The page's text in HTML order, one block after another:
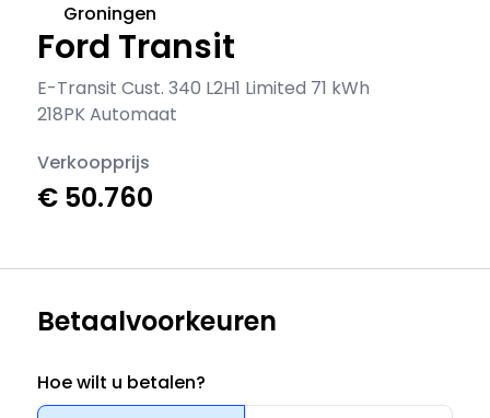
Ford Transit
E-Transit Cust. 340 L2H1 Limited 71 kWh
218PK Automaat
Groningen
Verkoopprijs
€ 50.760
Betaalvoorkeuren
Hoe wilt u betalen?